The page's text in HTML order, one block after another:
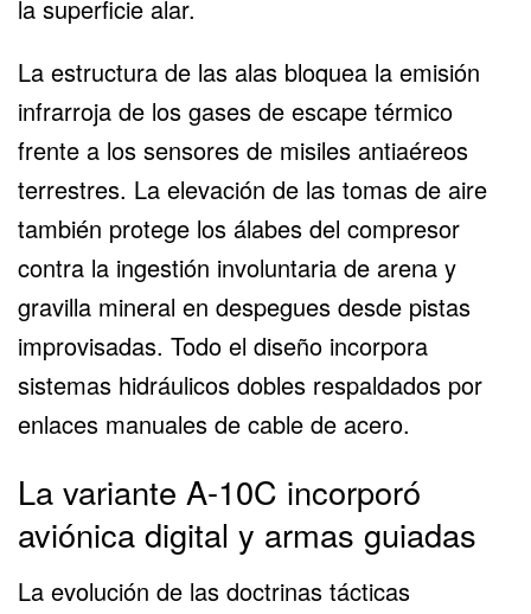
la superficie alar.
La estructura de las alas bloquea la emisión
infrarroja de los gases de escape térmico
frente a los sensores de misiles antiaéreos
terrestres. La elevación de las tomas de aire
también protege los álabes del compresor
contra la ingestión involuntaria de arena y
gravilla mineral en despegues desde pistas
improvisadas. Todo el diseño incorpora
sistemas hidráulicos dobles respaldados por
enlaces manuales de cable de acero.
La variante A-10C incorporó
aviónica digital y armas guiadas
La evolución de las doctrinas tácticas